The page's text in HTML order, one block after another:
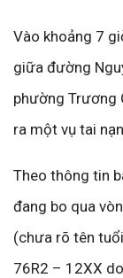
Vào khoảng 7
giữa đường
phường Trương
ra một vụ tai
Theo thông tin
đang bo qua
(chưa rõ tên
76R2 – 12XX